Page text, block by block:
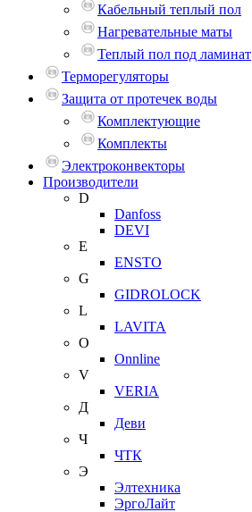
Кабельный теплый пол
Нагревательные маты
Теплый пол под ламинат
Терморегуляторы
Защита от протечек воды
Комплектующие
Комплекты
Электроконвекторы
Производители
D
Danfoss
DEVI
E
ENSTO
G
GIDROLOCK
L
LAVITA
O
Onnline
V
VERIA
Д
Деви
Ч
ЧТК
Э
Элтехника
ЭргоЛайт